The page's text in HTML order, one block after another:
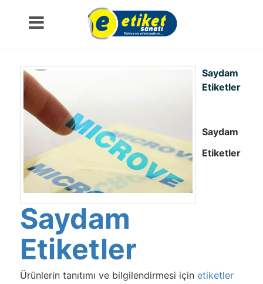
Saydam
Etiketler
Saydam
Etiketler
Saydam
Etiketler
Ürünlerin tanıtımı ve bilgilendirmesi için etiketler